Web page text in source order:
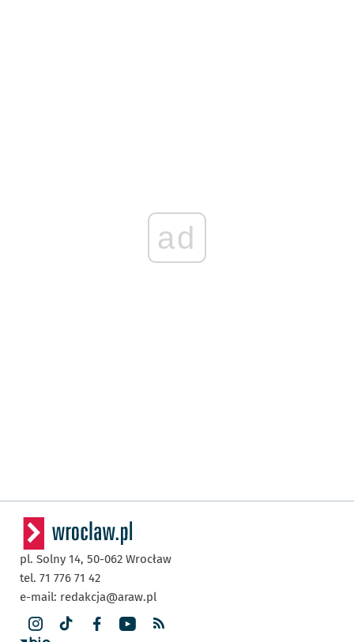
ad
pl. Solny 14, 50-062 Wrocław
tel. 71 776 71 42
e-mail: redakcja@araw.pl